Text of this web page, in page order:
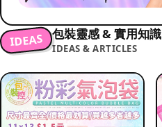
IDEAS 包裝靈感 & 實用知識
IDEAS & ARTICLES